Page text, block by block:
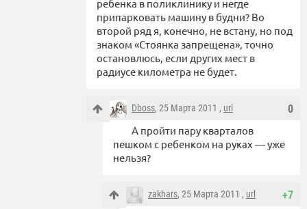
ребенка в поликлинику и негде
припарковать машину в будни? Во
второй ряд я, конечно, не встану, но под
знаком «Стоянка запрещена», точно
остановлюсь, если других мест в
радиусе километра не будет.
0
Dboss, 25 Марта 2011 , url
А пройти пару кварталов
пешком с ребенком на руках — уже
нельзя?
+7
zakhars, 25 Марта 2011 , url